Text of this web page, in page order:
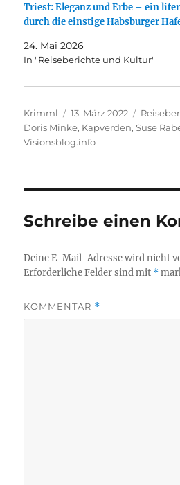
Triest: Eleganz und Erbe – ein
durch die einstige Habsburger
24. Mai 2026
In "Reiseberichte und Kultur"
Autor
Krimml
Veröffentlicht
am
13. März 2022
Doris Minke, Kapverden,Suse
Visionsblog.info
Schreibe einen
Deine E-Mail-Adresse wird nicht
Erforderliche Felder sind mit *
KOMMENTAR *